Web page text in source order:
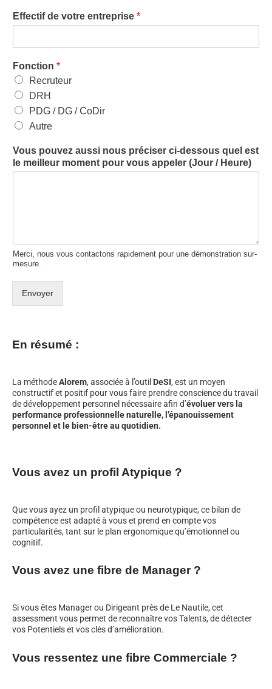
Effectif de votre entreprise *
Fonction *
Recruteur
DRH
PDG / DG / CoDir
Autre
Vous pouvez aussi nous préciser ci-dessous quel est
le meilleur moment pour vous appeler (Jour / Heure)
Merci, nous vous contactons rapidement pour une démonstration sur-
mesure.
Envoyer
En résumé :
La méthodeAlorem, associée à l’outil DeSI, est un moyen
constructif et positif pour vous faire prendre conscience du travail
de développement personnel nécessaire afin d’évoluer vers la
performance professionnelle naturelle, l’épanouissement
personnel et le bien-être au quotidien.
Vous avez un profil Atypique ?
Que vous ayez un profil atypique ou neurotypique, ce bilan de
compétence est adapté à vous et prend en compte vos
particularités, tant sur le plan ergonomique qu’émotionnel ou
cognitif.
Vous avez une fibre de Manager ?
Si vous êtes Manager ou Dirigeant près de Le Nautile, cet
assessment vous permet de reconnaître vos Talents, de détecter
vos Potentiels et vos clés d’amélioration.
Vous ressentez une fibre Commerciale ?